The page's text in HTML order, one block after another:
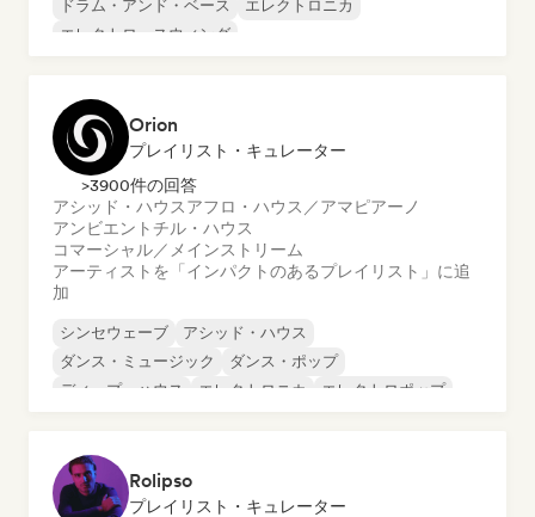
ドラム・アンド・ベース
エレクトロニカ
エレクトロ・スウィング
Orion
プレイリスト・キュレーター
>3900件の回答
アシッド・ハウスアフロ・ハウス／アマピアーノ
アンビエント チル・ハウス
コマーシャル／メインストリーム
アーティストを「インパクトのあるプレイリスト」に追
加
シンセウェーブ
アシッド・ハウス
ダンス・ミュージック
ダンス・ポップ
ディープ・ハウス
エレクトロニカ
エレクトロポップ
Rolipso
プレイリスト・キュレーター